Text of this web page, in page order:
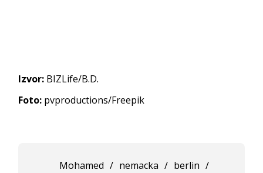
Izvor: BIZLife/B.D.
Foto: pvproductions/Freepik
Mohamed / nemacka / berlin /